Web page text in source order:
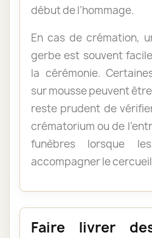
début de l’hommage.
En cas de crémation,
gerbe est souvent
la cérémonie.
sur mousse peuvent
reste prudent de
crématorium ou de
funèbres lorsque
accompagner le
Faire livrer